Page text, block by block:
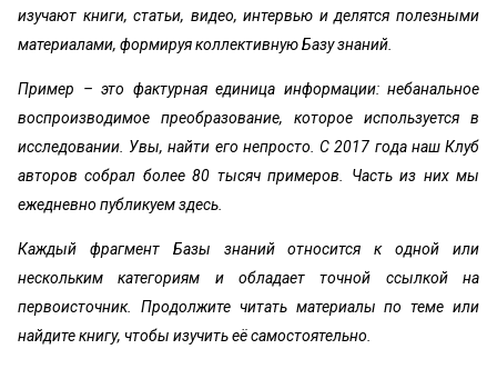
изучают книги, статьи, видео, интервью и делятся полезными
материалами, формируя коллективную Базу знаний.
Пример – это фактурная единица информации: небанальное
воспроизводимое преобразование, которое используется в
исследовании. Увы, найти его непросто. С 2017 года наш Клуб
авторов собрал более 80 тысяч примеров. Часть из них мы
ежедневно публикуем здесь.
Каждый фрагмент Базы знаний относится к одной или
нескольким категориям и обладает точной ссылкой на
первоисточник. Продолжите читать материалы по теме или
найдите книгу, чтобы изучить её самостоятельно.